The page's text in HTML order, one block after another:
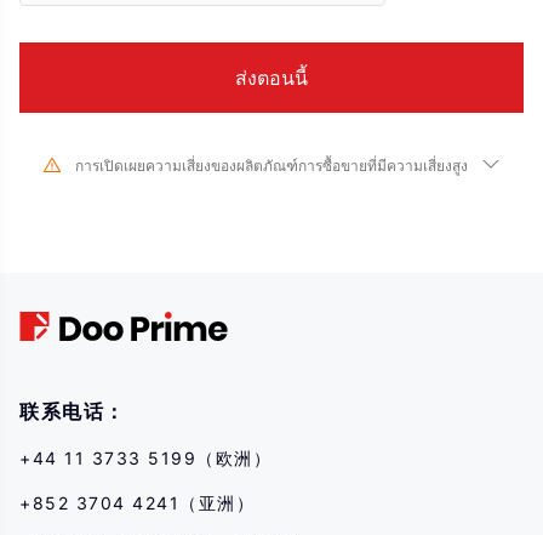
การเปิดเผยความเสี่ยงของผลิตภัณฑ์การซื้อขายที่มีความเสี่ยงสูง
ขายด้วยเครื่องมือทางการเงินที่เกี่ยวข้องอย่างถ่องแท้ก่อนทำธุรกรรมใดๆ กับเรา
联系电话：
+44 11 3733 5199（欧洲）
+852 3704 4241（亚洲）